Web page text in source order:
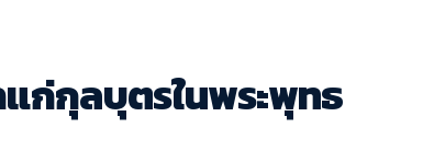
ก่กุลบุตรในพระพุทธ